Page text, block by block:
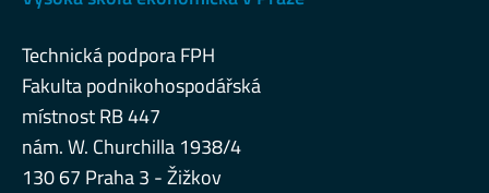
Technická podpora FPH
Fakulta podnikohospodářská
místnost RB 447
nám. W. Churchilla 1938/4
130 67 Praha 3 - Žižkov